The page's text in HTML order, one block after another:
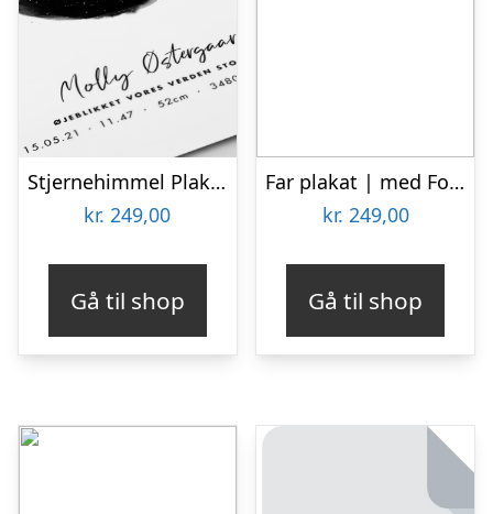
Stjernehimmel Plakat
kr. 249,00
Gå til shop
Far plakat | med Fotos og tekst
kr. 249,00
Gå til shop